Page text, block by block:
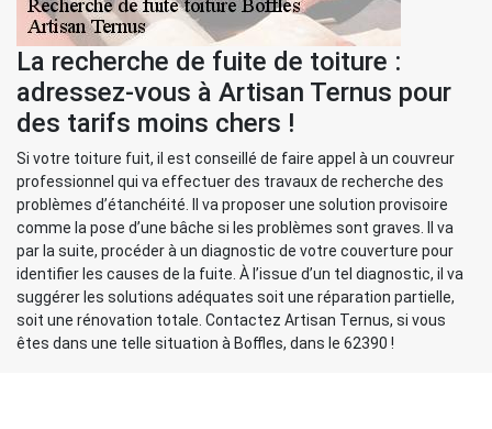
La recherche de fuite de toiture :
adressez-vous à Artisan Ternus pour
des tarifs moins chers !
Si votre toiture fuit, il est conseillé de faire appel à un couvreur
professionnel qui va effectuer des travaux de recherche des
problèmes d’étanchéité. Il va proposer une solution provisoire
comme la pose d’une bâche si les problèmes sont graves. Il va
par la suite, procéder à un diagnostic de votre couverture pour
identifier les causes de la fuite. À l’issue d’un tel diagnostic, il va
suggérer les solutions adéquates soit une réparation partielle,
soit une rénovation totale. Contactez Artisan Ternus, si vous
êtes dans une telle situation à Boffles, dans le 62390 !